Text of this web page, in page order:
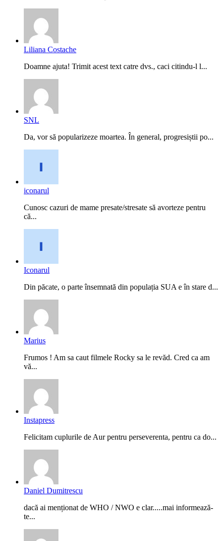
Liliana Costache
Doamne ajuta! Trimit acest text catre dvs., caci citindu-l l...
SNL
Da, vor să popularizeze moartea. În general, progresiștii po...
iconarul
Cunosc cazuri de mame presate/stresate să avorteze pentru
că...
Iconarul
Din păcate, o parte însemnată din populația SUA e în stare d...
Marius
Frumos ! Am sa caut filmele Rocky sa le revăd. Cred ca am
vă...
Instapress
Felicitam cuplurile de Aur pentru perseverenta, pentru ca do...
Daniel Dumitrescu
dacă ai menționat de WHO / NWO e clar.....mai informează-
te...